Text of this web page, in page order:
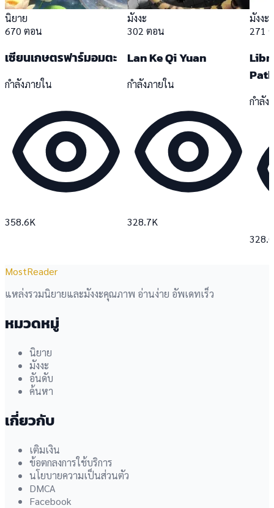
นิยาย
670 ตอน
เซียนเกษตรฟาร์มอมตะ
กำลังภายใน
358.6K
มังงะ
302 ตอน
Lan Ke Qi Yuan
กำลังภายใน
328.7K
มังงะ
271
Path
กำลัง
MostReader
แหล่งรวมนิยายและมังงะคุณภาพ อ่านง่าย อัพเดทเร็ว
หมวดหมู่
นิยาย
มังงะ
อันดับ
ค้นหา
เกี่ยวกับ
เติมเงิน
ข้อตกลงการใช้บริการ
นโยบายความเป็นส่วนตัว
DMCA
Facebook